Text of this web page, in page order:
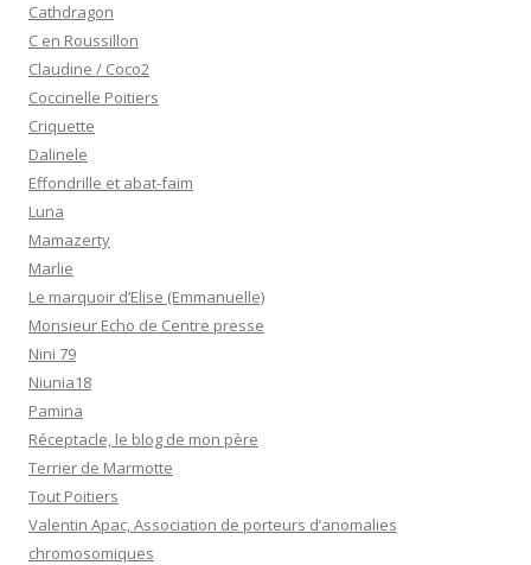
Cathdragon
C en Roussillon
Claudine / Coco2
Coccinelle Poitiers
Criquette
Dalinele
Effondrille et abat-faim
Luna
Mamazerty
Marlie
Le marquoir d’Elise (Emmanuelle)
Monsieur Echo de Centre presse
Nini 79
Niunia18
Pamina
Réceptacle, le blog de mon père
Terrier de Marmotte
Tout Poitiers
Valentin Apac, Association de porteurs d’anomalies
chromosomiques